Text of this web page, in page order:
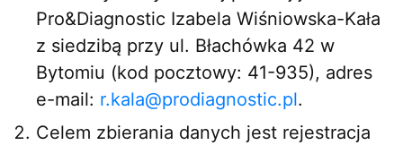
Pro&Diagnostic Izabela Wiśniowska-Kała
z siedzibą przy ul. Błachówka 42 w
Bytomiu (kod pocztowy: 41-935), adres
e-mail: r.kala@prodiagnostic.pl.
Celem zbierania danych jest rejestracja